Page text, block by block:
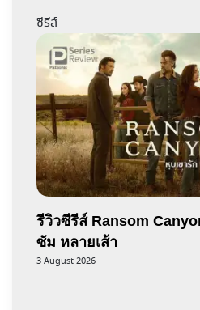
ซีรีส์
รีวิวซีรีส์ Ransom
ซัม หลายเส้า
3 August 2026